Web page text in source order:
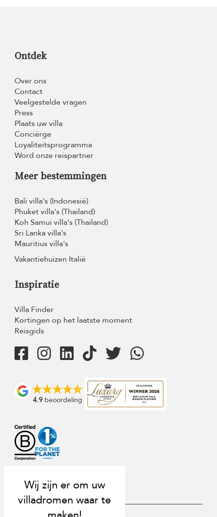
Ontdek
Over ons
Contact
Veelgestelde vragen
Press
Plaats uw villa
Conciërge
Loyaliteitsprogramma
Word onze reispartner
Meer bestemmingen
Bali villa's (Indonesië)
Phuket villa's (Thailand)
Koh Samui villa's (Thailand)
Sri Lanka villa's
Mauritius villa's
Vakantiehuizen Italië
Inspiratie
Villa Finder
Kortingen op het laatste moment
Reisgids
4.9 beoordeling